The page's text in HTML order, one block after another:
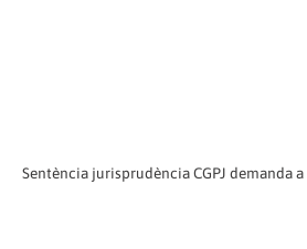
Sentència jurisprudència CGPJ demanda a